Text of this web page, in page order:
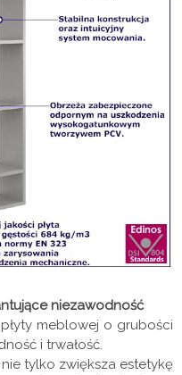
niezawodność
meblowej o grubości
i trwałość.
tylko zwiększa estetykę